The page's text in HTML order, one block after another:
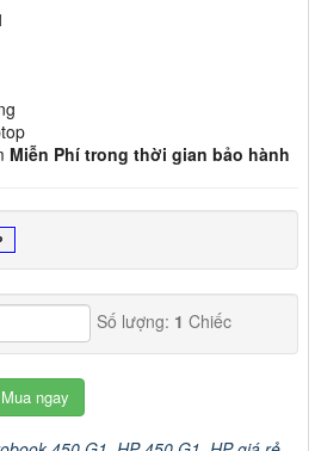
Miễn Phí trong thời gian bảo hành
Số lượng: 1 Chiếc
Mua ngay